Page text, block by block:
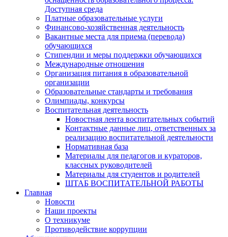
Доступная среда
Платные образовательные услуги
Финансово-хозяйственная деятельность
Вакантные места для приема (перевода)
обучающихся
Стипендии и меры поддержки обучающихся
Международные отношения
Организация питания в образовательной
организации
Образовательные стандарты и требования
Олимпиады, конкурсы
Воспитательная деятельность
Новостная лента воспитательных событий
Контактные данные лиц, ответственных за
реализацию воспитательной деятельности
Нормативная база
Материалы для педагогов и кураторов,
классных руководителей
Материалы для студентов и родителей
ШТАБ ВОСПИТАТЕЛЬНОЙ РАБОТЫ
Главная
Новости
Наши проекты
О техникуме
Противодействие коррупции